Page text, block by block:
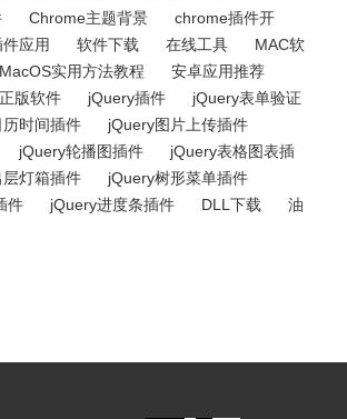
Chrome主题背景
chrome插件开
应用 软件下载 在线工具
MAC软
MacOS实用方法教程
安卓应用推荐
正版软件 jQuery插件
jQuery表单验证
时间插件
jQuery图片上传插件
jQuery轮播图插件
jQuery表格图表插
灯箱插件
jQuery树形菜单插件
件
jQuery进度条插件 DLL下载
油